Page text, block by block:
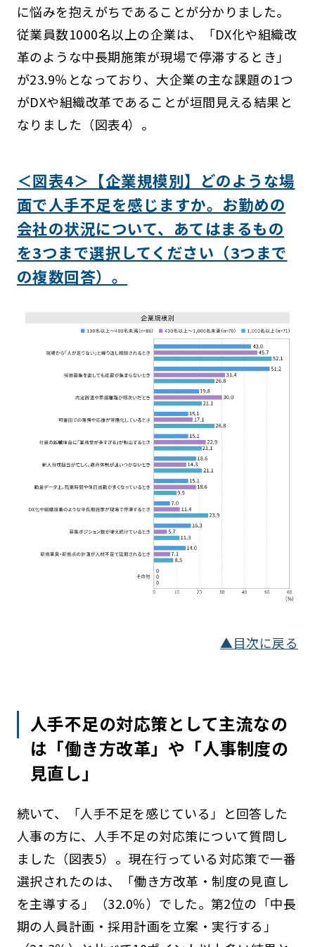
に悩みを抱えがちであることが分かりました。
従業員数1000名以上の企業は、「DX化や組織改
革のような中長期施策が現場で停滞するとき」
が23.9％となっており、大企業の主な課題の1つ
がDXや組織改革であることが垣間見える結果と
なりました（図表4）。
＜図表4＞【企業規模別】どのような場
面で人手不足を感じますか。お勤めの
会社の状況について、あてはまるもの
を3つまで選択してください（3つまで
の複数回答）。
▲目次に戻る
人手不足の対応策として主流なの
は「働き方改革」や「人事制度の
見直し」
続いて、「人手不足を感じている」と回答した
人事の方に、人手不足の対応策について質問し
ました（図表5）。現在行っている対応策で一番
選択されたのは、「働き方改革・制度の見直し
を主導する」（32.0％）でした。第2位の「中長
期の人員計画・採用計画を立案・実行する」